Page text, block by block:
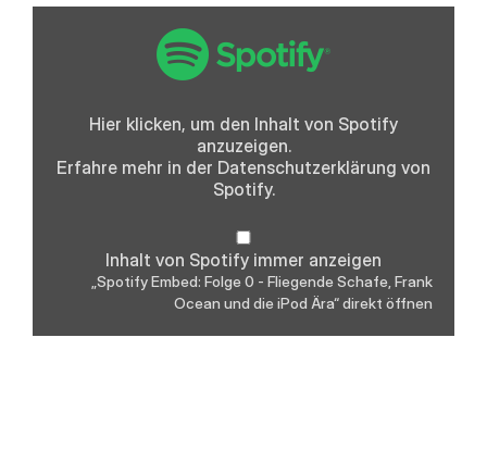
Hier klicken, um den Inhalt von Spotify
anzuzeigen.
Erfahre mehr in der Datenschutzerklärung von
Spotify.
Inhalt von Spotify immer anzeigen
„Spotify Embed: Folge 0 - Fliegende Schafe, Frank
Ocean und die iPod Ära“ direkt öffnen